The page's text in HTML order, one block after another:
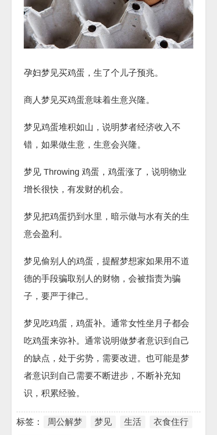
孕妇梦见买鸡蛋，生了个儿子预兆。
商人梦见买鸡蛋意味着生意兴隆。
梦见鸡蛋堆积如山，说明梦者经济收入不
错，如果做生意，生意会兴隆。
梦见 Throwing 鸡蛋，鸡蛋涨了，说明物业
增长很快，有发财的机会。
梦见把鸡蛋扔到水里，暗示做与水有关的生
意会盈利。
梦见偷别人的鸡蛋，提醒梦想家如果用不道
德的手段骗取别人的财物，会被指责为骗
子，要严于律己。
梦见吃鸡蛋，鸡蛋补。通常女性坐月子都会
吃鸡蛋来弥补。通常说明做梦者意识到自己
的缺点，处于劣势，需要改进。也可能是梦
者意识到自己需要不断进步，不断补充知
识，积累经验。
标签： 周公解梦 梦见 生活
衣食住行